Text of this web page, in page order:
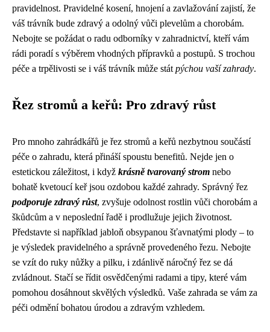
pravidelnost. Pravidelné kosení, hnojení a zavlažování zajistí, že
váš trávník bude zdravý a odolný vůči plevelům a chorobám.
Nebojte se požádat o radu odborníky v zahradnictví, kteří vám
rádi poradí s výběrem vhodných přípravků a postupů. S trochou
péče a trpělivosti se i váš trávník může stát pýchou vaší zahrady.
Řez stromů a keřů: Pro zdravý růst
Pro mnoho zahrádkářů je řez stromů a keřů nezbytnou součástí
péče o zahradu, která přináší spoustu benefitů. Nejde jen o
estetickou záležitost, i když krásně tvarovaný strom nebo
bohatě kvetoucí keř jsou ozdobou každé zahrady. Správný řez
podporuje zdravý růst, zvyšuje odolnost rostlin vůči chorobám a
škůdcům a v neposlední řadě i prodlužuje jejich životnost.
Představte si například jabloň obsypanou šťavnatými plody – to
je výsledek pravidelného a správně provedeného řezu. Nebojte
se vzít do ruky nůžky a pilku, i zdánlivě náročný řez se dá
zvládnout. Stačí se řídit osvědčenými radami a tipy, které vám
pomohou dosáhnout skvělých výsledků. Vaše zahrada se vám za
péči odmění bohatou úrodou a zdravým vzhledem.